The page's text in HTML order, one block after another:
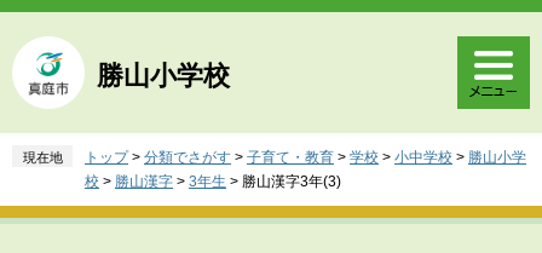
ペ
ジ
の
頭
。
メ
ュ
ー
飛
て
勝山小学校
現在地 トップ > 分類でさがす > 子育て・教育 > 学校 > 小中学校 > 勝山小学
校 > 勝山漢字 > 3年生 > 勝山漢字3年(3)